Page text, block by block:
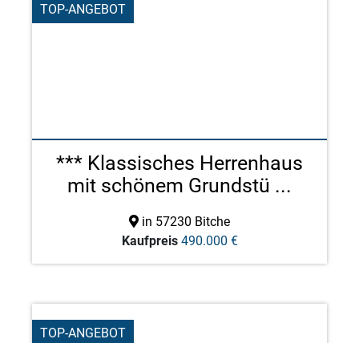
TOP-ANGEBOT
*** Klassisches Herrenhaus
mit schönem Grundstü ...
in 57230 Bitche
Kaufpreis 490.000 €
TOP-ANGEBOT